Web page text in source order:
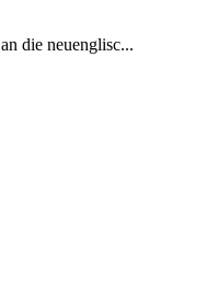
die neuenglisc...